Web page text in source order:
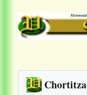
Chortitza